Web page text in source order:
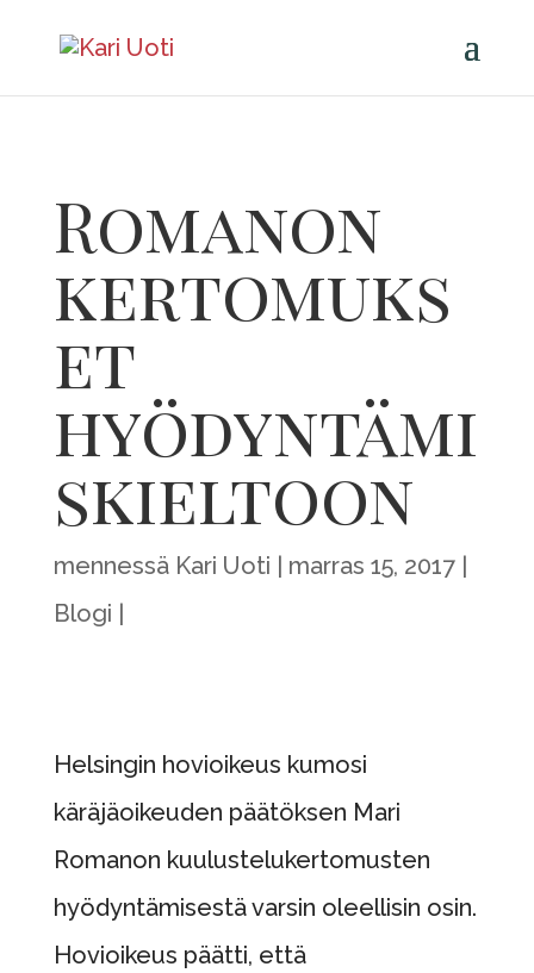
Romanon
kertomuks
et
hyödyntämi
skieltoon
mennessä Kari Uoti
marras 15, 2017
Blogi
Helsingin hovioikeus kumosi
käräjäoikeuden päätöksen Mari
Romanon kuulustelukertomusten
hyödyntämisestä varsin oleellisin osin.
Hovioikeus päätti, että